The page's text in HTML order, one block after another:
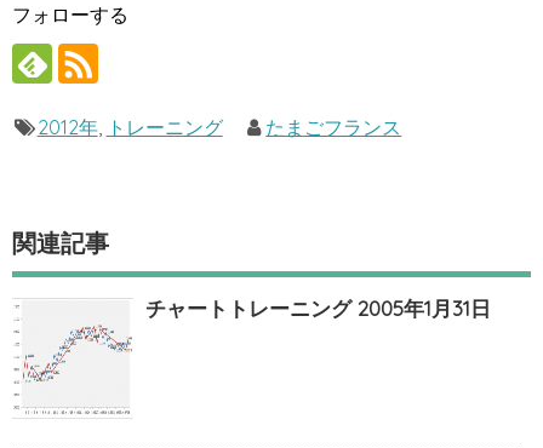
フォローする
2012年, トレーニング たまごフランス
関連記事
チャートトレーニング 2005年1月31日